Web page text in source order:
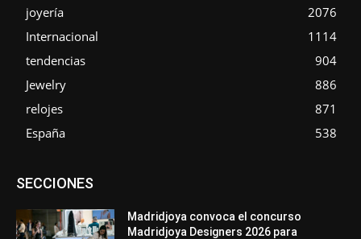
joyería
2076
Internacional
1114
tendencias
904
Jewelry
886
relojes
871
España
538
SECCIONESAsociaciones
Entrevistas
Mundo Técnico
Novedades Opiniones
Perspectiva
Premios
Secciones Sin categoría
Madridjoya convoca el concurso
Madridjoya Designers 2026 para